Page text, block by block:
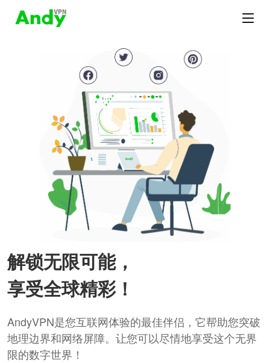
解锁无限可能，
享受全球精彩！
AndyVPN是您互联网体验的最佳伴侣，它帮助您突破
地理边界和网络屏障。让您可以尽情地享受这个无界
限的数字世界！